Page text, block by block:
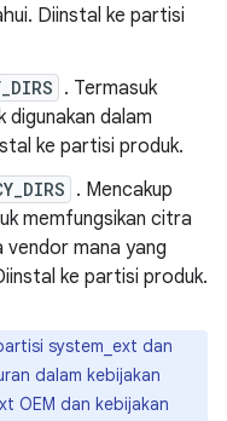
Diinstal ke partisi
. Termasuk
digunakan dalam
ke partisi produk.
. Mencakup
memfungsikan citra
mana yang
ke partisi produk.
system_ext dan
dalam kebijakan
OEM dan kebijakan